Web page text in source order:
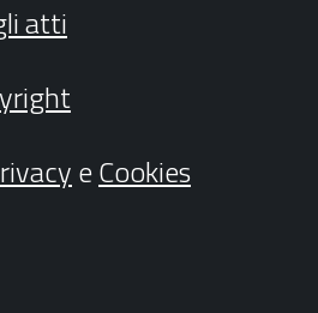
atti
eCookies